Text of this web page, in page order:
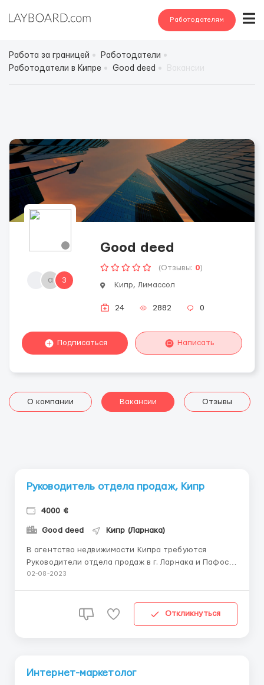
Работодателям
Работа за границей
Работодатели
Работодатели в Кипре
Good deed
a 3
Good deed
(Отзывы: 0)
Кипр, Лимассол
24 2882 0
Подписаться Написать
О компании Вакансии Отзывы
Руководитель отдела продаж, Кипр
4000 €
Good deed Кипр (Ларнака)
В агентство недвижимости Кипра требуются
Руководители отдела продаж в г. Ларнака и Пафос.
✅Задачи: - Организация брокер туров; - Общение с
Управление транзакциями купли-продажи
02-08-2023
Откликнуться
Интернет-маркетолог